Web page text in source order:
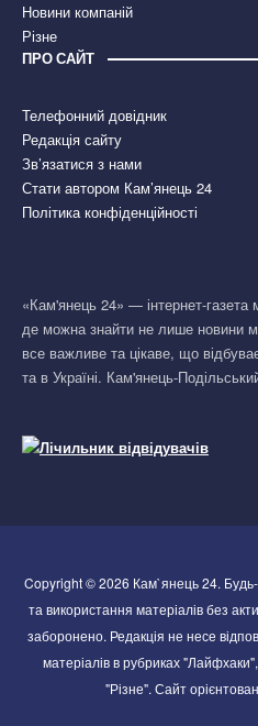
Новини компаній
Різне
ПРО САЙТ
Телефонний довідник
Редакція сайту
Зв’язатися з нами
Стати автором Кам’янець 24
Політика конфіденційності
«Кам'янець 24» — інтернет-газета
де можна знайти не лише новини
все важливе та цікаве, що
та в Україні. Кам'янець-
Copyright © 2026 Кам`янець 24.
та використання матеріалів без
заборонено. Редакція не несе
матеріалів в рубриках
"Різне". Сайт